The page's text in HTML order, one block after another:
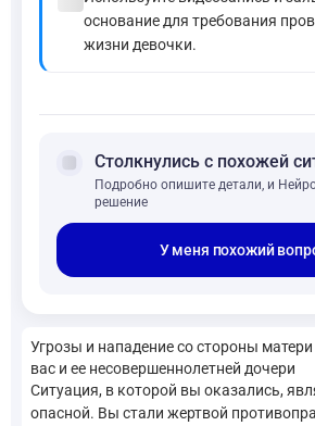
основание для требования
жизни девочки.
forum Столкнулись с похожей
Подробно опишите детали, и
решение
У меня похожий
Угрозы и нападение со стороны
вас и ее несовершеннолетней дочери
Ситуация, в которой вы оказались,
опасной. Вы стали жертвой